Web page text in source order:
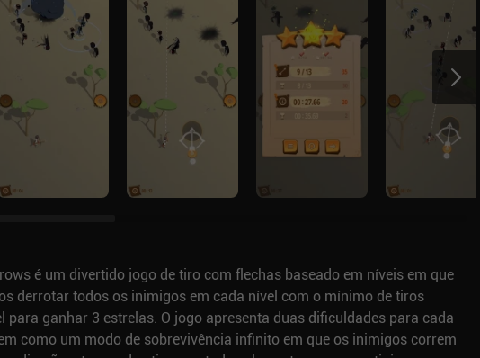
é um divertido jogo de tiro com flechas baseado em níveis em que
derrotar todos os inimigos em cada nível com o mínimo de tiros
para ganhar 3 estrelas. O jogo apresenta duas dificuldades para cada
como um modo de sobrevivência infinito em que os inimigos correm